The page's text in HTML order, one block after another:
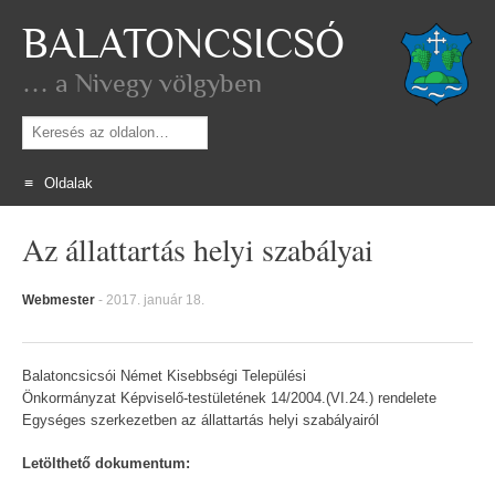
BALATONCSICSÓ
… a Nivegy völgyben
Keresés
Oldalak
Az állattartás helyi szabályai
Webmester - 2017. január 18.
Balatoncsicsói Német Kisebbségi Települési
Önkormányzat Képviselő-testületének 14/2004.(VI.24.) rendelete
Egységes szerkezetben az állattartás helyi szabályairól
Letölthető dokumentum: